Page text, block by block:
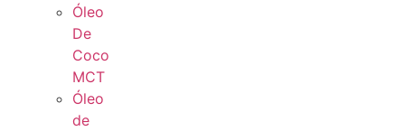
Óleo
De
Coco
MCT
Óleo
de